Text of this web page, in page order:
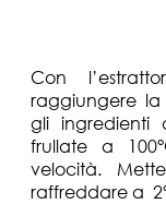
Con
raggiungere
gli ingredienti
frullate a
velocità.
raffreddare a